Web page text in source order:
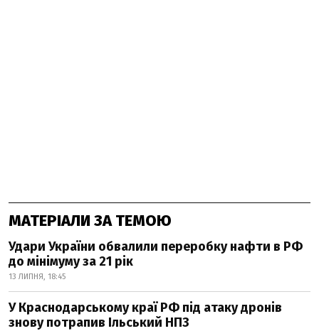
МАТЕРІАЛИ ЗА ТЕМОЮ
Удари України обвалили переробку нафти в РФ
до мінімуму за 21 рік
13 ЛИПНЯ, 18:45
У Краснодарському краї РФ під атаку дронів
знову потрапив Ільський НПЗ